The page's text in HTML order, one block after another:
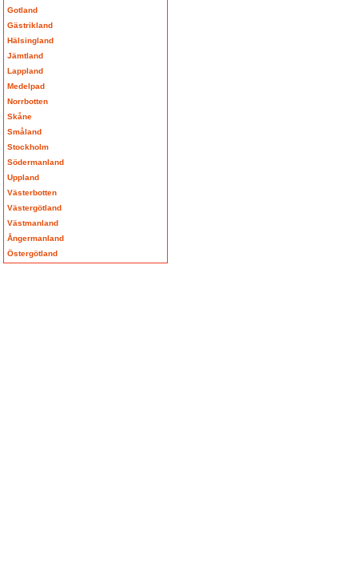
Gotland
Gästrikland
Hälsingland
Jämtland
Lappland
Medelpad
Norrbotten
Skåne
Småland
Stockholm
Södermanland
Uppland
Västerbotten
Västergötland
Västmanland
Ångermanland
Östergötland